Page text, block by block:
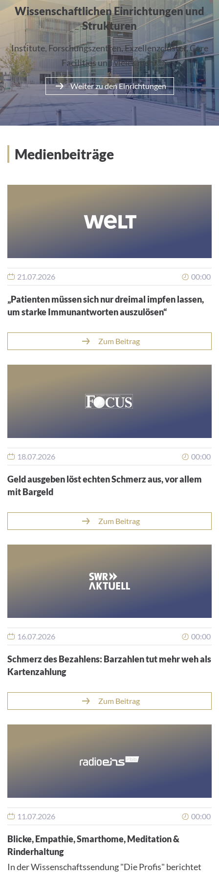
Wissenschaftlichen Einrichtungen und
Strukturen
Institute, Forschungszentren, Exzellenzcluster, Core
Facilities und vieles mehr
Weiter zu den Einrichtungen
Medienbeiträge
21.07.2026 00:00
„Patienten müssen sich nur dreimal impfen lassen,
um starke Immunantworten auszulösen“
Zum Beitrag
18.07.2026 00:00
Geld ausgeben löst echten Schmerz aus, vor allem
mit Bargeld
Zum Beitrag
16.07.2026 00:00
Schmerz des Bezahlens: Barzahlen tut mehr weh als
Kartenzahlung
Zum Beitrag
11.07.2026 00:00
Blicke, Empathie, Smarthome, Meditation &
Rinderhaltung
In der Wissenschaftssendung "Die Profis" berichtet